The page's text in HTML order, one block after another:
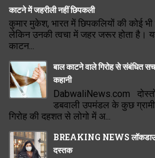
काटने में जहरीली नहीं छिपकली
कुमार मुकेश, भारत में छिपकलियों की कोई भी
लेकिन उनकी त्वचा में जहर जरूर होता है।
काटन...
बाल काटने वाले गिरोह से संबंधित
कहानी
DabwaliNews.com
डबवाली उपमंडल के कुछ
गिरोह की दहशत से लोगो में अ...
BREAKING NEWS लॉकडाउन
दस्तक